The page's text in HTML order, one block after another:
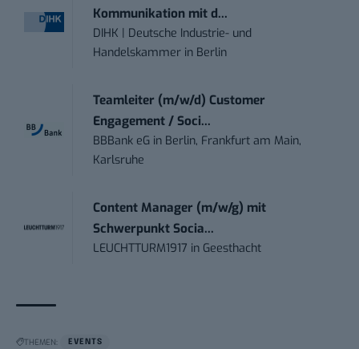
Kommunikation mit d...
DIHK | Deutsche Industrie- und
Handelskammer in Berlin
Teamleiter (m/w/d) Customer
Engagement / Soci...
BBBank eG in Berlin, Frankfurt am Main,
Karlsruhe
Content Manager (m/w/g) mit
Schwerpunkt Socia...
LEUCHTTURM1917 in Geesthacht
THEMEN: EVENTS